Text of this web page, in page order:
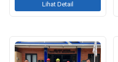
Lihat Detail